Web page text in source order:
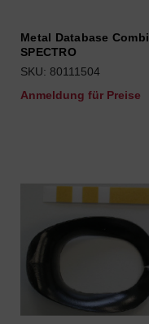
Metal Database Combi
SPECTRO
SKU: 80111504
Anmeldung für Preise